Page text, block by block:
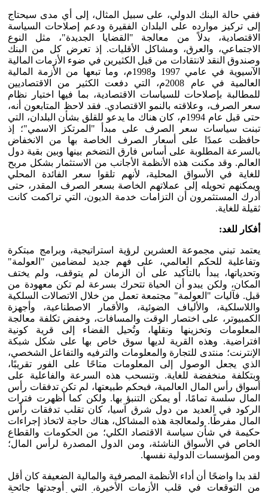
ففي حالة البنك الدولي، على سبيل المثال، إلى أي مدى سيحتاج
إلى تركيز موارده على البلدان الفقيرة ودعم إصلاحات السياسة
الاقتصادية، بدلاً من معالجة "القضايا الجديدة"، مثل النوع
الاجتماعي، والعرق، ومشاكل الأقليات. إذ تعرض كل من البنك
وصندوق النقد لانتقادات من قبل الكثيرين في ضوء الأزمات المالية
الآسيوية في عامي 1997 و1998م، وما تبعها من الأزمة المالية
العالمية في عام 2008م، التي دفعت الكثير من الاقتصاديين
للمطالبة بإصلاحات للسياسات الاقتصادية، بما فيها اختيار نظام
سعر الصرف، وعلاقته بالنمو الاقتصادي. فقد لاحظ المتابعون أنه،
حتى قبل عام 1994م، كان هناك ما يدعو للقلق بشأن البلدان، التي
تبنت سياسات سعر الصرف على مبدأ "المرتكز الاسمي"؛ إذ
حافظت عمدًا على أسعار الصرف الخاصة بها من الانخفاض
بالسرعة المطلوبة على أساس فارق التضخم بينها وبين بقية دول
العالم. وقد مكنت هذه الأنظمة الأجانب من الاستثمار بشكل مربح
للغاية في الأسواق المحلية، لأنهم تلقوا سعر الفائدة المحلي
ويمكنهم تحويله إلى عملاتهم الخاصة بسعر الصرف المقدر، حتى
أدرك المستثمرون أن التزامات خدمة الديون، التي تراكمت كانت
ثقيلة للغاية.
أفكار للغد:
يعتمد تبني مجموعة العشرين لرؤية استراتيجية، وبرامج مبتكرة
وتفاعلية للحكم العالمي، على فهم جديد لمضامين "العولمة"
وتحدياتها، يبدأ بالتأكيد على أن الزمان لم يتوقف، ولم يختف
المكان، ولكن يبدو أن الحياة تتحرك بسرعة لم تكن معهودة من
قبل. فآليات "العولمة" مجتمعة تعمل من خلال الاتصالات السلكية
واللاسلكية، والألياف الضوئية، والأقمار الاصطناعية، وأجهزة
الكمبيوتر، على اختصار الوقت والمسافات، وخفض تكلفة معالجة
المعلومات وتخزينها ونقلها، وتُحيل الفضاء إلى قرية كونية
افتراضية. وهذه القرية لديها سوق خاص بها على شكل شبكة
الإنترنت؛ منتدى للتجارة والمعلومات والترفيه والتفاعل الشخصي،
الذي يجعل الوصول إلى المعلومات متاحًا على الفور تقريبًا،
وبتكلفة منخفضة للغاية. وتنسحب هذه السرعة والفاعلية على
أسواق رأس المال العالمية، فبحكم طبيعتها، لم تكن تدفقات رأس
المال سلسة تمامًا، أو يمكن التنبؤ بها. ولكن كما أظهرت فترات
الركود في العديد من دول شرق آسيا، كان تقلب تدفقات رأس
المال مفرطًا. ولمعالجة هذه المشاكل، هناك حاجة لاتخاذ إجراءات
حكيمة في شأن سياسة الاقتصاد الكلي؛ من الحكومات والقطاع
الخاص في الأسواق الناشئة، ومن الدول المصدرة لرأس المال؛
ومن المؤسسات الدولية نفسها.
لقد بدا واضحًا أن أداء الأنظمة المصرفية والمالية الضعيفة كان أقل
من التوقعات في قلب الأزمات الأخيرة، التي أوجدتها جائحة